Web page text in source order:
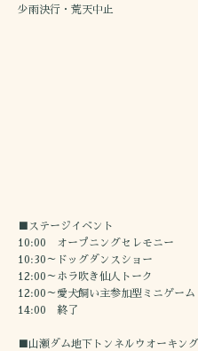
少雨決行・荒天中止
■ステージイベント
10:00 オープニングセレモニー
10:30～ドッグダンスショー
12:00～ホラ吹き仙人トーク
12:00～愛犬飼い主参加型ミニゲーム
14:00 終了
■山瀬ダム地下トンネルウオーキング